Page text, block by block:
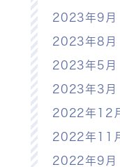
2023年9月
2023年8月
2023年5月
2023年3月
2022年12
2022年11
2022年9月